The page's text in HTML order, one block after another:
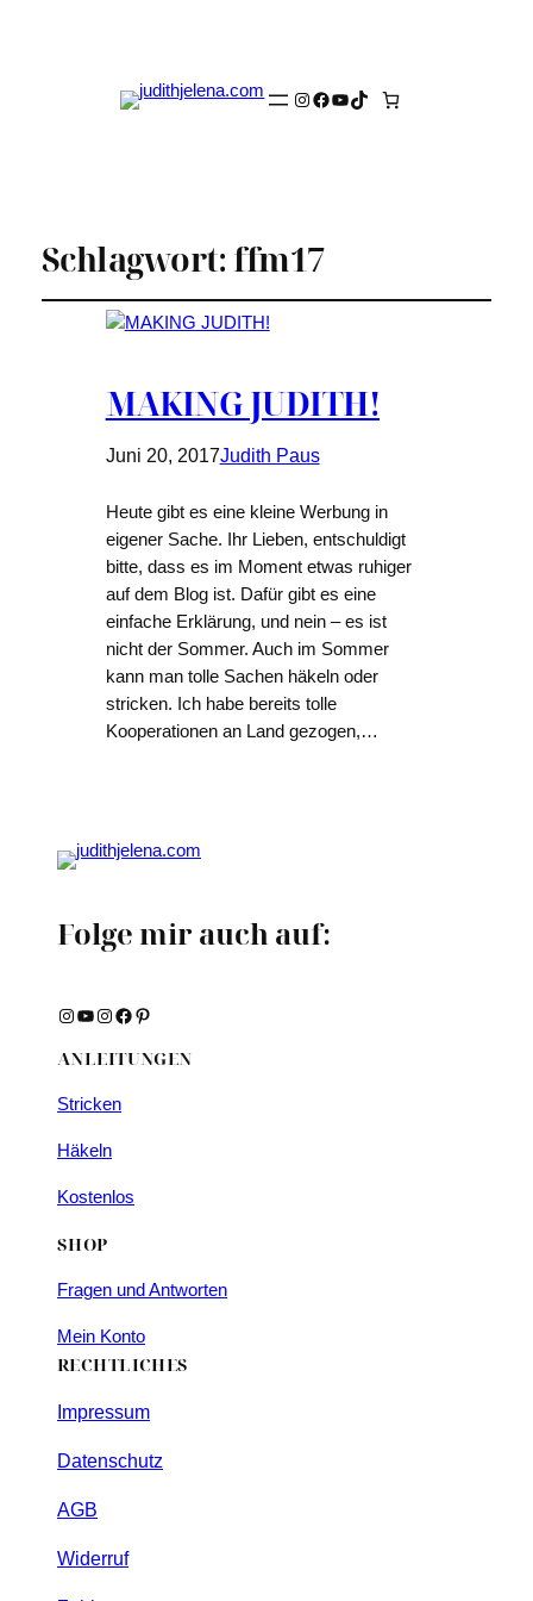
Instagram
Facebook
YouTube
TikTok
Schlagwort:ffm17
MAKING JUDITH!
Juni 20, 2017Judith Paus
Heute gibt es eine kleine Werbung in
eigener Sache. Ihr Lieben, entschuldigt
bitte, dass es im Moment etwas ruhiger
auf dem Blog ist. Dafür gibt es eine
einfache Erklärung, und nein – es ist
nicht der Sommer. Auch im Sommer
kann man tolle Sachen häkeln oder
stricken. Ich habe bereits tolle
Kooperationen an Land gezogen,…
Folge mir auch auf:
Instagram YouTube Instagram Facebook Pinterest
ANLEITUNGEN
Stricken
Häkeln
Kostenlos
SHOP
Fragen und Antworten
Mein Konto
RECHTLICHES
Impressum
Datenschutz
AGB
Widerruf